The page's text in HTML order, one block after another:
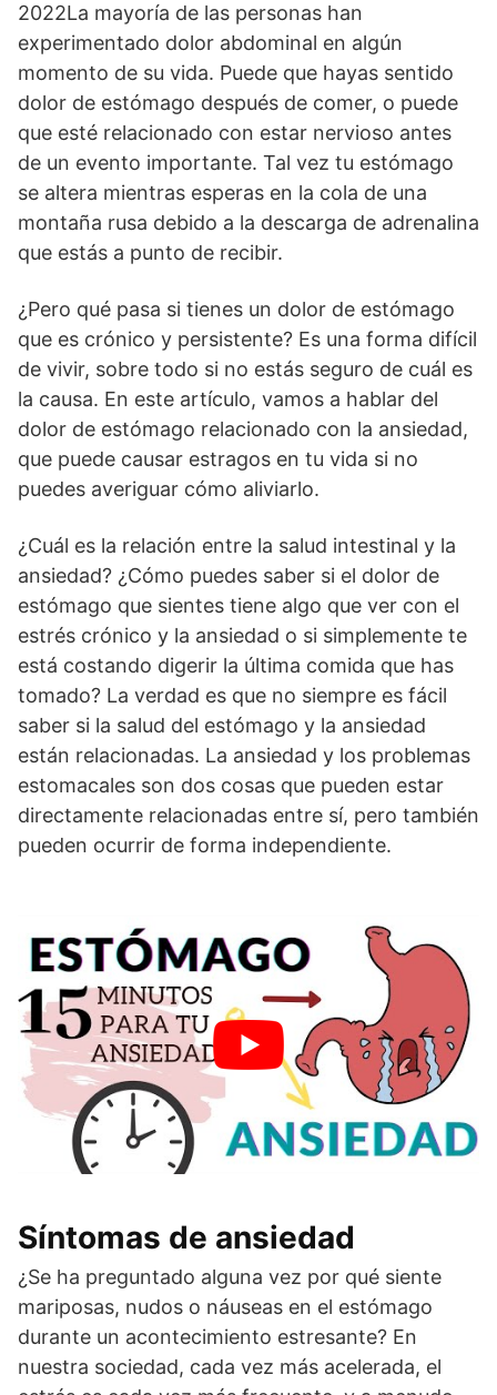
2022La mayoría de las personas han
experimentado dolor abdominal en algún
momento de su vida. Puede que hayas sentido
dolor de estómago después de comer, o puede
que esté relacionado con estar nervioso antes
de un evento importante. Tal vez tu estómago
se altera mientras esperas en la cola de una
montaña rusa debido a la descarga de adrenalina
que estás a punto de recibir.
¿Pero qué pasa si tienes un dolor de estómago
que es crónico y persistente? Es una forma difícil
de vivir, sobre todo si no estás seguro de cuál es
la causa. En este artículo, vamos a hablar del
dolor de estómago relacionado con la ansiedad,
que puede causar estragos en tu vida si no
puedes averiguar cómo aliviarlo.
¿Cuál es la relación entre la salud intestinal y la
ansiedad? ¿Cómo puedes saber si el dolor de
estómago que sientes tiene algo que ver con el
estrés crónico y la ansiedad o si simplemente te
está costando digerir la última comida que has
tomado? La verdad es que no siempre es fácil
saber si la salud del estómago y la ansiedad
están relacionadas. La ansiedad y los problemas
estomacales son dos cosas que pueden estar
directamente relacionadas entre sí, pero también
pueden ocurrir de forma independiente.
Síntomas de ansiedad
¿Se ha preguntado alguna vez por qué siente
mariposas, nudos o náuseas en el estómago
durante un acontecimiento estresante? En
nuestra sociedad, cada vez más acelerada, el